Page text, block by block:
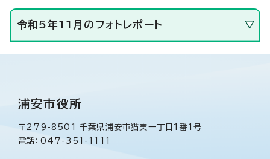
令和5年11月のフォトレポート
浦安市役所
〒279-8501 千葉県浦安市猫実一丁目1番1号
電話：047-351-1111